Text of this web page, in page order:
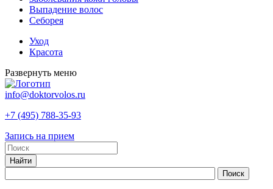
Выпадение волос
Cеборея
Уход
Красота
Развернуть меню
info@doktorvolos.ru
+7 (495) 788-35-93
Запись на прием